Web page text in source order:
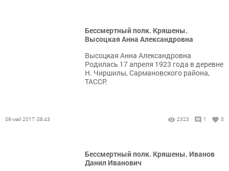
Бессмертный полк. Кряшены.
Высоцкая Анна Александровна
Высоцкая Анна Александровна
Родилась 17 апреля 1923 года в деревне
Н. Чиршилы, Сармановского района,
ТАССР.
09 май 2017, 08:43 2323 1 0
Бессмертный полк. Кряшены. Иванов
Данил Иванович